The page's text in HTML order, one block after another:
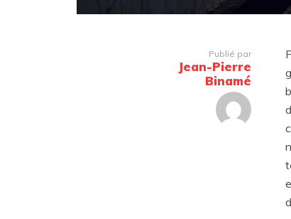
Publié par
Jean-Pierre
Binamé